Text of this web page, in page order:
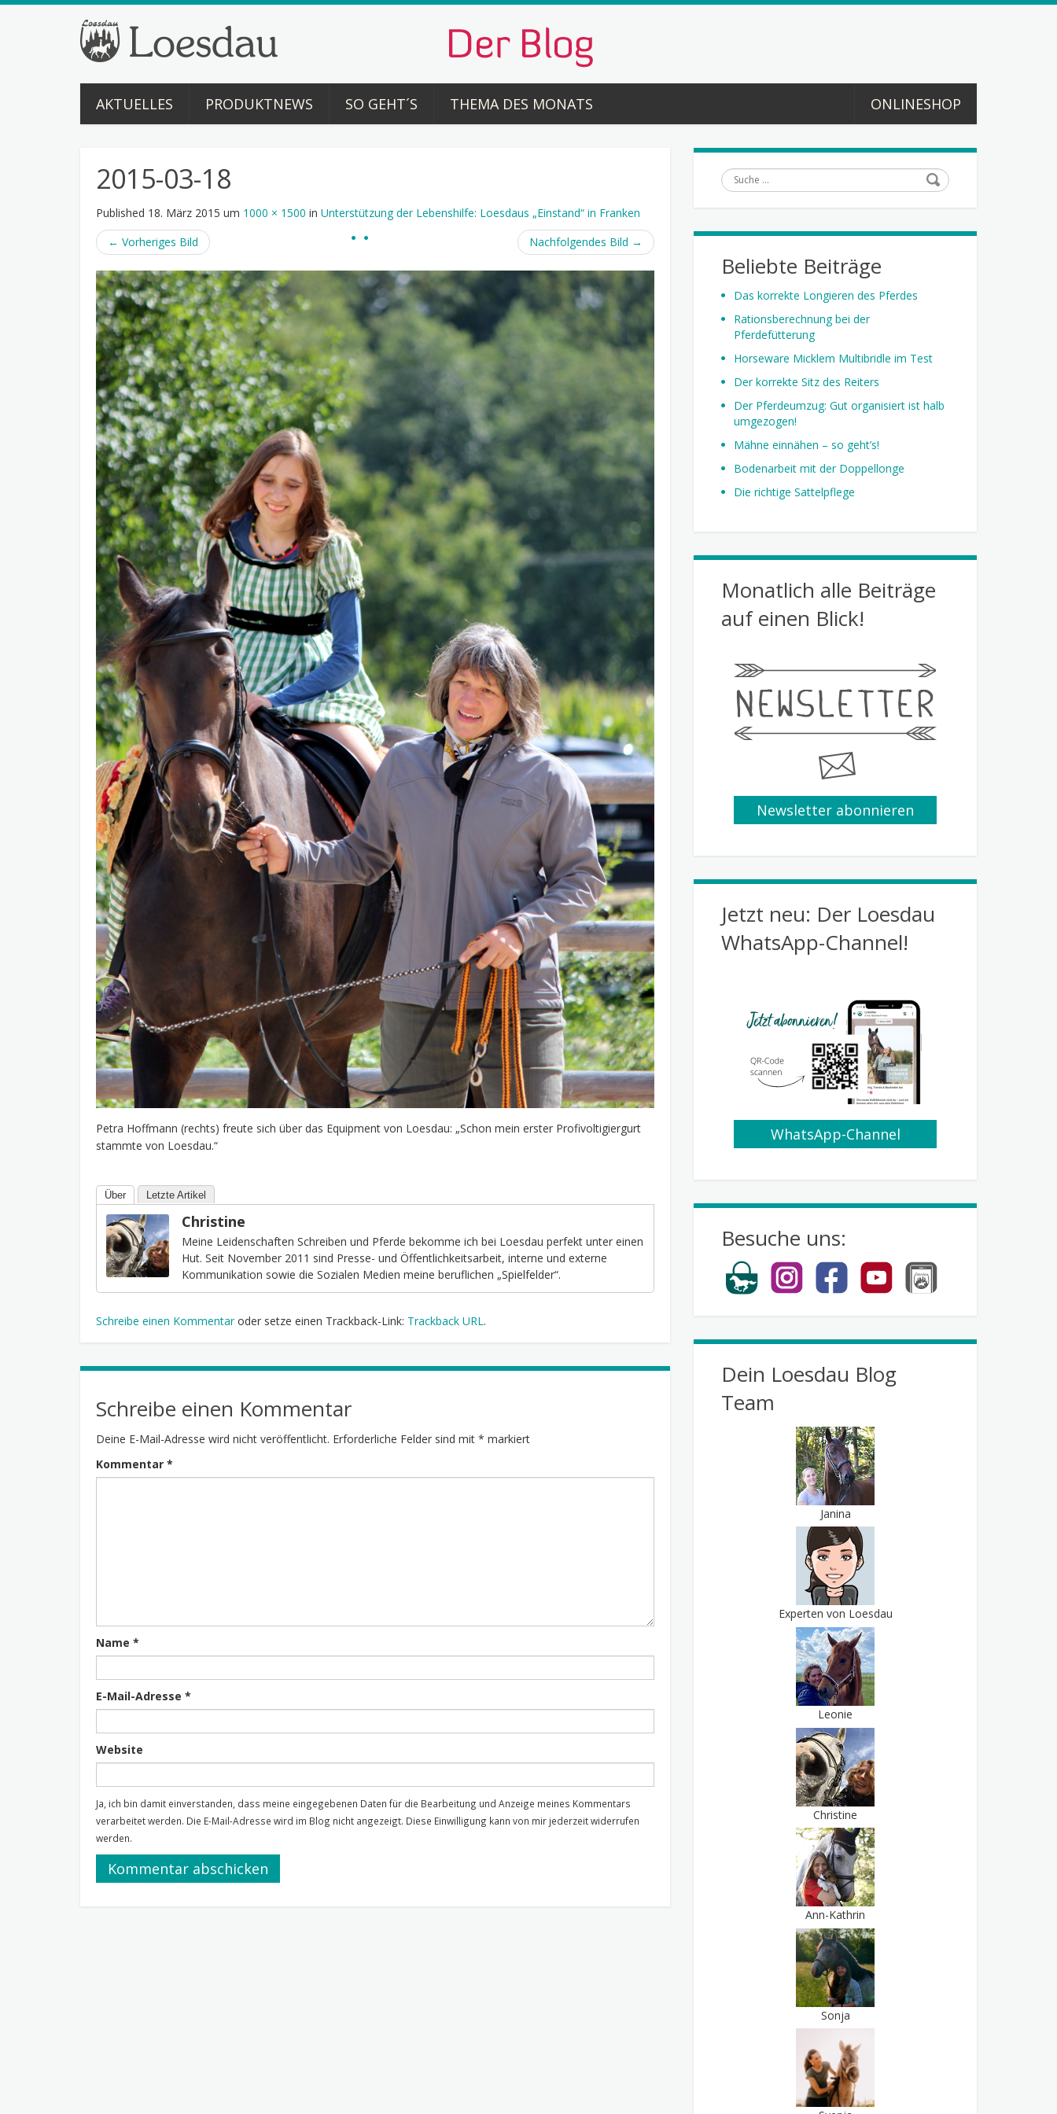
AKTUELLES PRODUKTNEWS SO GEHT´S THEMA DES MONATS ONLINESHOP
2015-03-18
Published 18. März 2015 um 1000 × 1500 in Unterstützung der Lebenshilfe: Loesdaus „Einstand“ in Franken
← Vorheriges Bild Nachfolgendes Bild →
Petra Hoffmann (rechts) freute sich über das Equipment von Loesdau: „Schon mein erster Profivoltigiergurt
stammte von Loesdau.“
Über Letzte Artikel
Christine
Meine Leidenschaften Schreiben und Pferde bekomme ich bei Loesdau perfekt unter einen
Hut. Seit November 2011 sind Presse- und Öffentlichkeitsarbeit, interne und externe
Kommunikation sowie die Sozialen Medien meine beruflichen „Spielfelder“.
Schreibe einen Kommentaroder setze einen Trackback-Link: Trackback URL.
Schreibe einen Kommentar
Deine E-Mail-Adresse wird nicht veröffentlicht. Erforderliche Felder sind mit * markiert
Kommentar *
Name *
E-Mail-Adresse *
Website
Ja, ich bin damit einverstanden, dass meine eingegebenen Daten für die Bearbeitung und Anzeige meines Kommentars
verarbeitet werden. Die E-Mail-Adresse wird im Blog nicht angezeigt. Diese Einwilligung kann von mir jederzeit widerrufen
werden.
Suche
Beliebte Beiträge
Das korrekte Longieren des Pferdes
Rationsberechnung bei der
Pferdefütterung
Horseware Micklem Multibridle im Test
Der korrekte Sitz des Reiters
Der Pferdeumzug: Gut organisiert ist halb
umgezogen!
Mähne einnähen – so geht’s!
Bodenarbeit mit der Doppellonge
Die richtige Sattelpflege
Monatlich alle Beiträge
auf einen Blick!
Newsletter abonnieren
Jetzt neu: Der Loesdau
WhatsApp-Channel!
WhatsApp-Channel
Besuche uns:
Dein Loesdau Blog
Team
Janina
Experten von Loesdau
Leonie
Christine
Ann-Kathrin
Sonja